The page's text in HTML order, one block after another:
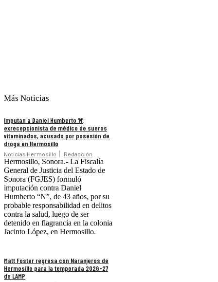
Más Noticias
Imputan a Daniel Humberto ‘N’,
exrecepcionista de médico de sueros
vitaminados, acusado por posesión de
droga en Hermosillo
Noticias Hermosillo Redacción
Hermosillo, Sonora.- La Fiscalía
General de Justicia del Estado de
Sonora (FGJES) formuló
imputación contra Daniel
Humberto “N”, de 43 años, por su
probable responsabilidad en delitos
contra la salud, luego de ser
detenido en flagrancia en la colonia
Jacinto López, en Hermosillo.
Matt Foster regresa con Naranjeros de
Hermosillo para la temporada 2026-27
de LAMP